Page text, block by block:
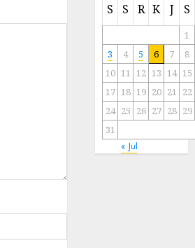
S S R K J S
1
3
4 5 6 7
8
10 11 12 13 14 15
17 18 19 20 21 22
24 25 26 27 28 29
31
« Jul